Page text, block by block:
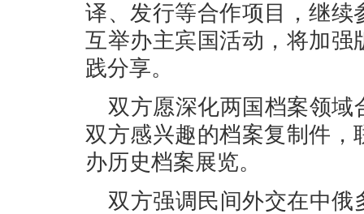
译、发行等合作项目，继
互举办主宾国活动，将加
践分享。
双方愿深化两国档案领域
双方感兴趣的档案复制件
办历史档案展览。
双方强调民间外交在中俄